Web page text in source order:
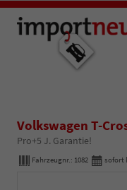
Volkswagen T-
Pro+5 J. Garantie!
Fahrzeugnr.: 1082 sofort